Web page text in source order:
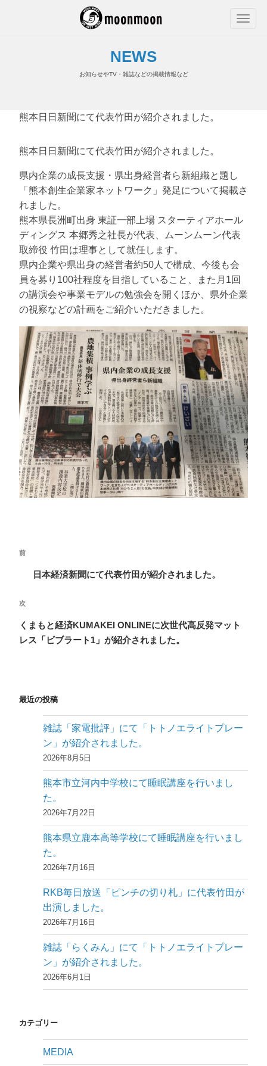
NEWS
お知らせやTV・雑誌などの掲載情報など
熊本日日新聞にて代表竹田が紹介されました。
熊本日日新聞にて代表竹田が紹介されました。
県内企業の成長支援・県出身経営者ら新組織と題し
「熊本創生企業家ネットワーク」発足について掲載さ
れました。
熊本県長洲町出身 東証一部上場 スターティアホール
ディングス 本郷秀之社長が代表、ムーンムーン代表
取締役 竹田は理事として就任します。
県内企業や県出身の経営者約50人で構成、今後も会
員を募り100社程度を目指していること、また月1回
の講演会や事業モデルの勉強会を開くほか、県外企業
の視察などの計画をご紹介いただきました。
ナ
ビ
ゲ
ー
ン
前
前
日本経済新聞にて代表竹田が紹介されました。
次
投
次
くまもと経済KUMAKEI ONLINEに次世代高反発マット
レス「ビブラート1」が紹介されました。
最近の投稿
雑誌「家電批評」にて「トトノエライトプレー
ン」が紹介されました。
2026年8月5日
熊本市立河内中学校にて睡眠講座を行いまし
た。
2026年7月22日
熊本県立鹿本高等学校にて睡眠講座を行いまし
た。
2026年7月16日
RKB毎日放送「ピンチの切り札」に代表竹田が
出演しました。
2026年7月16日
雑誌「らくみん」にて「トトノエライトプレー
ン」が紹介されました。
2026年6月1日
カテゴリー
MEDIA